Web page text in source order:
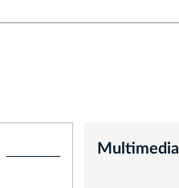
Multimedia